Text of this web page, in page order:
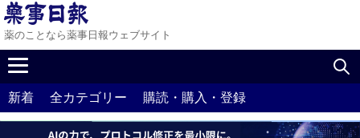
薬のことなら薬事日報ウェブサイト
新着 全カテゴリー 購読・購入・登録